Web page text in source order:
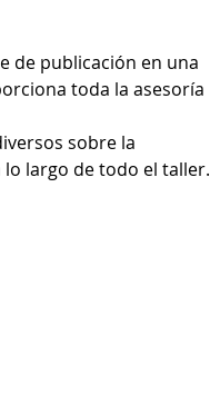
de publicación en una
toda la asesoría
sobre la
largo de todo el taller.